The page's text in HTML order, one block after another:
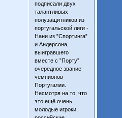
подписали двух
талантливых
полузащитников из
португальской лиги -
Нани из ”Спортинга”
и Андерсона,
выигравшего
вместе с ”Порту”
очередное звание
чемпионов
Португалии.
Несмотря на то, что
это ещё очень
молодые игроки,